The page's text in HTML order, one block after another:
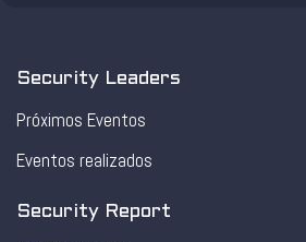
Security Leaders
Próximos Eventos
Eventos realizados
Security Report